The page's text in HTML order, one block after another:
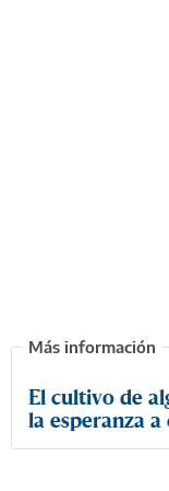
El cultivo de
la esperanza